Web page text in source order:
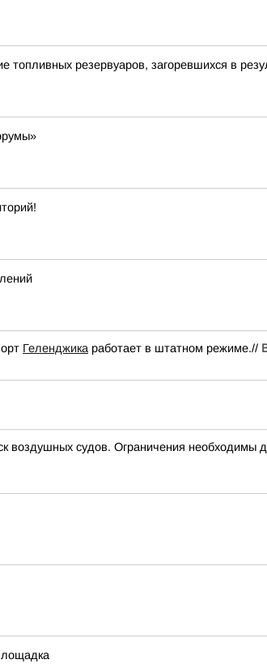
резервуаров, загоревшихся в
Геленджика работает в штатном режиме.//
судов. Ограничения необходимы